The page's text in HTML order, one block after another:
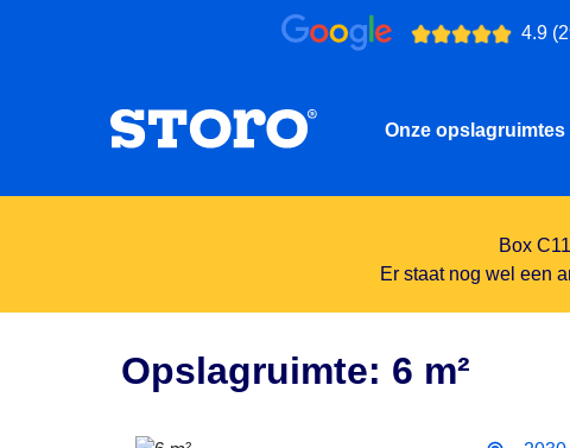
4.9
Onze opslagruimtes
Box
Er staat nog wel een
Opslagruimte: 6 m²